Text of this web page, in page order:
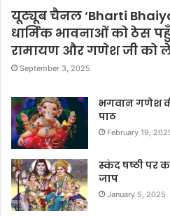
यूट्यूब चैनल ‘Bharti
धार्मिक भावनाओं को ठेस
रामायण और गणेश जी को
September 3, 2025
भगवान गणेश
पाठ
February 19,
स्कंद षष्ठी पर
जाप
January 5, 2025